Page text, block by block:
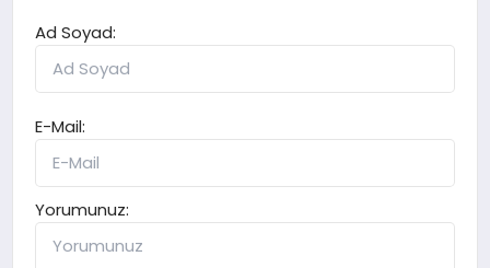
Ad Soyad:
E-Mail:
Yorumunuz: